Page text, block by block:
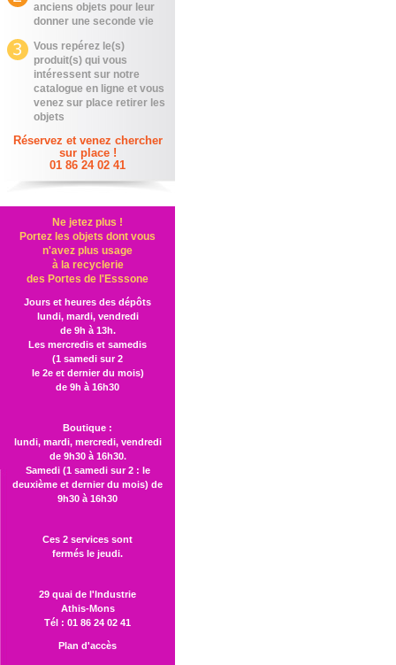
anciens objets pour leur
donner une seconde vie
Vous repérez le(s)
produit(s) qui vous
intéressent sur notre
catalogue en ligne et vous
venez sur place retirer les
objets
Réservez et venez chercher
sur place !
01 86 24 02 41
Ne jetez plus !
Portez les objets dont vous
n'avez plus usage
à la recyclerie
des Portes de l'Esssone
Jours et heures des dépôts
lundi, mardi, vendredi
de 9h à 13h.
Les mercredis et samedis
(1 samedi sur 2
le 2e et dernier du mois)
de 9h à 16h30
Boutique :
lundi, mardi, mercredi, vendredi
de 9h30 à 16h30.
Samedi (1 samedi sur 2 : le
deuxième et dernier du mois) de
9h30 à 16h30
Ces 2 services sont
fermés le jeudi.
29 quai de l'Industrie
Athis-Mons
Tél : 01 86 24 02 41
Plan d'accès